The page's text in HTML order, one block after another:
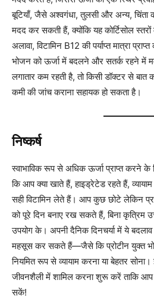
बूटियाँ, जैसे अश्वगंधा, तुलसी और अन्य,
मदद कर सकती हैं, क्योंकि यह कोर्टिसोल
अलावा, विटामिन B12 की पर्याप्त मात्रा
भोजन को ऊर्जा में बदलने और सतर्क रहने में
लगातार कम रहती है, तो किसी डॉक्टर से
कमी की जांच कराना सहायक हो सकता है।
निष्कर्ष
स्वाभाविक रूप से अधिक ऊर्जा प्राप्त करने के
कि आप क्या खाते हैं, हाइड्रेटेड रहते हैं,
सही विटामिन लेते हैं। आप कुछ छोटे लेकिन
को पूरे दिन बनाए रख सकते हैं, बिना कृत्रिम
उपयोग के। अपनी दैनिक दिनचर्या में ये
महसूस कर सकते हैं—जैसे कि प्रोटीन युक्त
नियमित रूप से व्यायाम करना या बेहतर
जीवनशैली में शामिल करना शुरू करें ताकि आप
सकें!